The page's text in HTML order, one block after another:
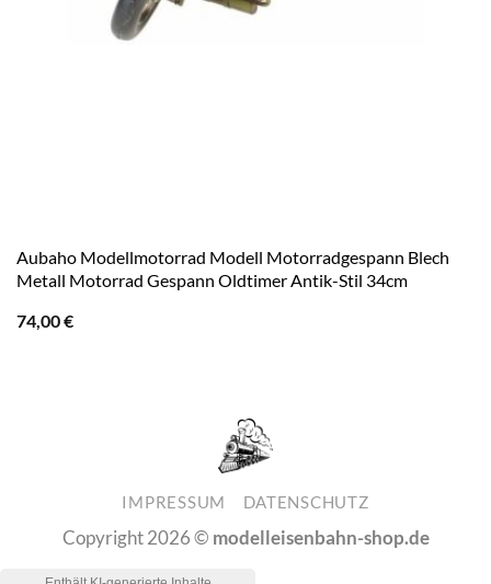
Aubaho Modellmotorrad Modell Motorradgespann Blech
Metall Motorrad Gespann Oldtimer Antik-Stil 34cm
74,00€
IMPRESSUM DATENSCHUTZ
Copyright 2026 © modelleisenbahn-shop.de